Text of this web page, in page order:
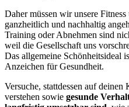
Daher müssen wir unsere
ganzheitlich und nachhaltig
Training oder Abnehmen sind
weil die Gesellschaft uns
Das allgemeine Schönheitsideal
Anzeichen für Gesundheit.
Versuche, stattdessen auf
verstehen sowie gesunde